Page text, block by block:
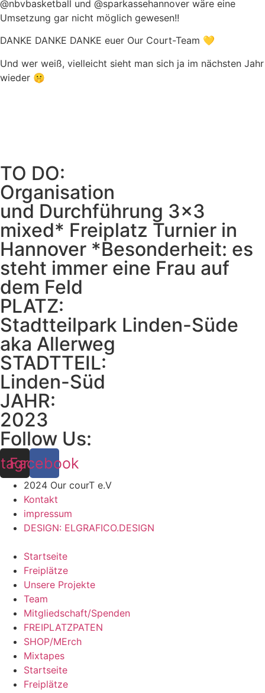
@nbvbasketball und @sparkassehannover wäre eine
Umsetzung gar nicht möglich gewesen!!
DANKE DANKE DANKE euer Our Court-Team 💛
Und wer weiß, vielleicht sieht man sich ja im nächsten Jahr
wieder 🤫
TO DO:
Organisation
und Durchführung 3x3
mixed* Freiplatz Turnier in
Hannover *Besonderheit: es
steht immer eine Frau auf
dem Feld
PLATZ:
Stadtteilpark Linden-Süde
aka Allerweg
STADTTEIL:
Linden-Süd
JAHR:
2023
Follow Us:
Facebook
2024 Our courT e.V
Kontakt
impressum
DESIGN: ELGRAFICO.DESIGN
Startseite
Freiplätze
Unsere Projekte
Team
Mitgliedschaft/Spenden
FREIPLATZPATEN
SHOP/MErch
Mixtapes
Startseite
Freiplätze